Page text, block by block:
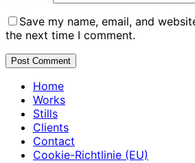
Save my name, email, and
the next time I comment.
Home
Works
Stills
Clients
Contact
Cookie-Richtlinie (EU)